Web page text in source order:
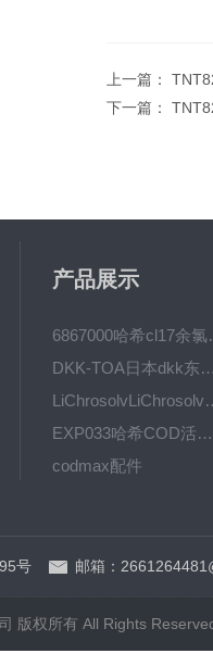
上一篇：
下一篇：
产品展示
6867000
DKK-TOA日本dkk东亚电
EXP033哈希COD活塞泵价格 EXP033
codmax配件
号 邮箱：
版权所有 All Rights